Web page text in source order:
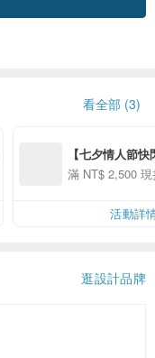
看全部 (3)
【七夕情人節
用 APP 購買任
00 現折 NT$100
滿 NT$ 2,500
活動詳
逛設計品牌